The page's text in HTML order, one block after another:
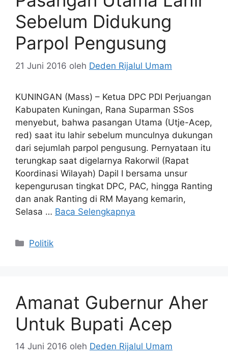
Sebelum Didukung
Parpol Pengusung
21 Juni 2016 oleh Deden Rijalul Umam
KUNINGAN (Mass) – Ketua DPC PDI Perjuangan
Kabupaten Kuningan, Rana Suparman SSos
menyebut, bahwa pasangan Utama (Utje-Acep,
red) saat itu lahir sebelum munculnya dukungan
dari sejumlah parpol pengusung. Pernyataan itu
terungkap saat digelarnya Rakorwil (Rapat
Koordinasi Wilayah) Dapil I bersama unsur
kepengurusan tingkat DPC, PAC, hingga Ranting
dan anak Ranting di RM Mayang kemarin,
Selasa … Baca Selengkapnya
Kategori
Politik
Amanat Gubernur Aher
Untuk Bupati Acep
14 Juni 2016 oleh Deden Rijalul Umam